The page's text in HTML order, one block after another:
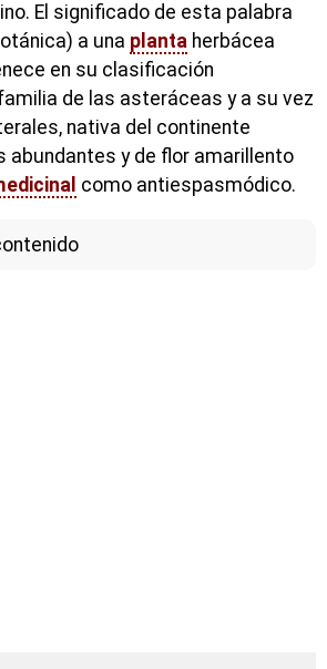
El significado de esta palabra
a una planta herbácea
en su clasificación
de las asteráceas y a su vez
nativa del continente
abundantes y de flor amarillento
como antiespasmódico.